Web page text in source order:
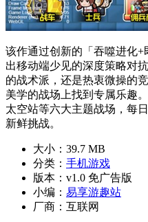
该作通过创新的「吞噬进化
出移动端少见的深度策略对
的战术派，还是热衷微操的
美学的战场上找到专属乐趣
太空站等六大主题战场，每
新鲜挑战。
大小： 39.7 MB
分类： 手机游戏
版本： v1.0 免广告版
小编： 易享游趣站
厂商： 互联网